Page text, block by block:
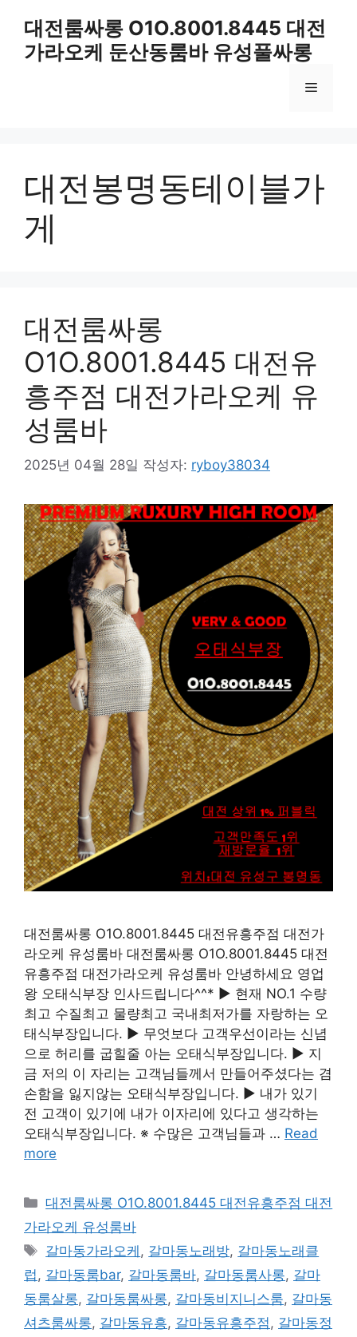
대전룸싸롱 O1O.8001.8445 대전
가라오케 둔산동룸바 유성풀싸롱
메
대전봉명동테이블가
게
대전룸싸롱
O1O.8001.8445 대전유
흥주점 대전가라오케 유
성룸바
2025년 04월 28일 작성자: ryboy38034
대전룸싸롱 O1O.8001.8445 대전유흥주점 대전가
라오케 유성룸바 대전룸싸롱 O1O.8001.8445 대전
유흥주점 대전가라오케 유성룸바 안녕하세요 영업
왕 오태식부장 인사드립니다^^* ▶ 현재 NO.1 수량
최고 수질최고 물량최고 국내최저가를 자랑하는 오
태식부장입니다. ▶ 무엇보다 고객우선이라는 신념
으로 허리를 굽힐줄 아는 오태식부장입니다. ▶ 지
금 저의 이 자리는 고객님들께서 만들어주셨다는 겸
손함을 잃지않는 오태식부장입니다. ▶ 내가 있기
전 고객이 있기에 내가 이자리에 있다고 생각하는
오태식부장입니다. ※ 수많은 고객님들과 … Read
more
카
테
고
리
대전룸싸롱 O1O.8001.8445 대전유흥주점 대전
가라오케 유성룸바
태
그
갈마동가라오케 , 갈마동노래방, 갈마동노래클
럽 , 갈마동룸bar, 갈마동룸바, 갈마동룸사롱, 갈마
동룸살롱, 갈마동룸싸롱, 갈마동비지니스룸, 갈마동
셔츠룸싸롱, 갈마동유흥, 갈마동유흥주점 , 갈마동정